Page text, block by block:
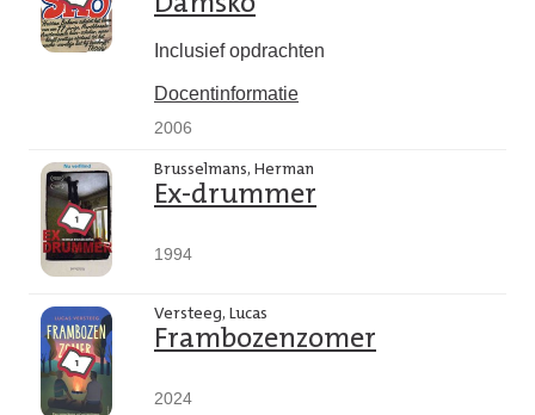
Inclusief opdrachten
Docentinformatie
2006
Brusselmans, Herman
Ex-drummer
1994
Versteeg, Lucas
Frambozenzomer
2024